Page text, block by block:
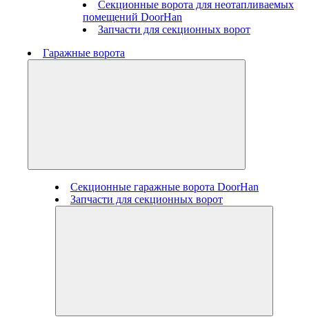
Секционные ворота для неотапливаемых
помещений DoorHan
Запчасти для секционных ворот
Гаражные ворота
Секционные гаражные ворота DoorHan
Запчасти для секционных ворот